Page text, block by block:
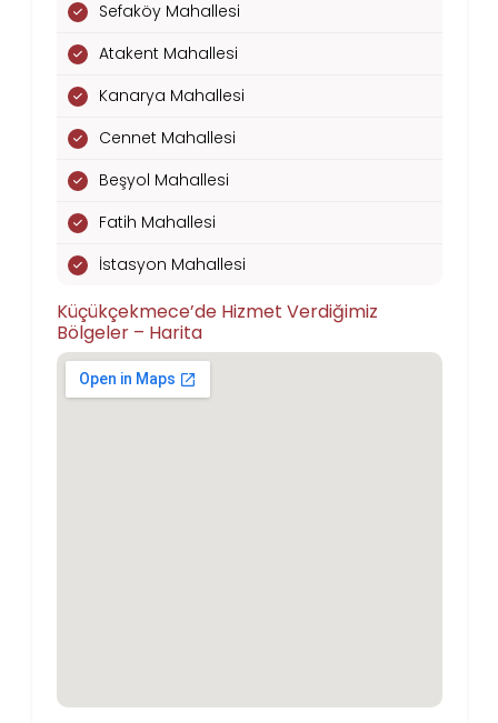
Sefaköy Mahallesi
Atakent Mahallesi
Kanarya Mahallesi
Cennet Mahallesi
Beşyol Mahallesi
Fatih Mahallesi
İstasyon Mahallesi
Küçükçekmece’de Hizmet Verdiğimiz
Bölgeler – Harita